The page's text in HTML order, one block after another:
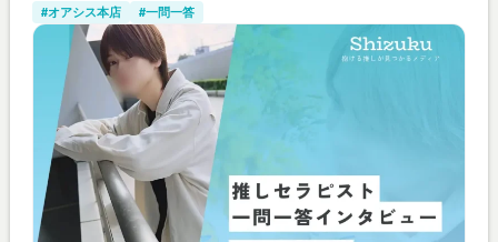
#オアシス本店
#一問一答